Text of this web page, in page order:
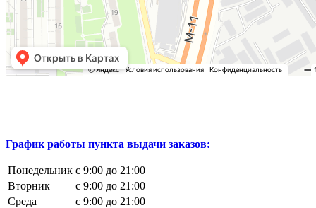
График работы пункта выдачи заказов:
Понедельник с 9:00 до 21:00
Вторник
с 9:00 до 21:00
Среда
с 9:00 до 21:00